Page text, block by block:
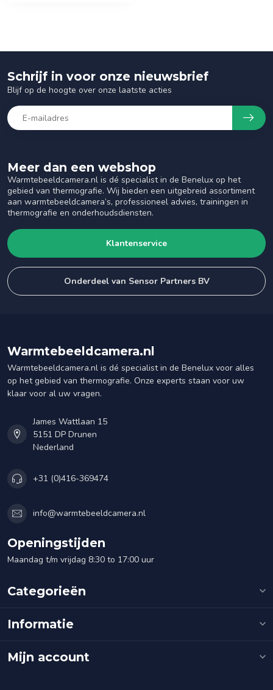
Meer dan een webshop
Warmtebeeldcamera.nl is dé specialist in de Benelux op het
gebied van thermografie. Wij bieden een uitgebreid assortiment
aan warmtebeeldcamera’s, professioneel advies, trainingen in
thermografie en onderhoudsdiensten.
Klantenservice
Onderdeel van Sensor Partners BV
Schrijf in voor onze nieuwsbrief
Blijf op de hoogte over onze laatste acties
Warmtebeeldcamera.nl
Warmtebeeldcamera.nl is dé specialist in de Benelux voor alles
op het gebied van thermografie. Onze experts staan voor uw
klaar voor al uw vragen.
James Wattlaan 15
5151 DP Drunen
Nederland
+31 (0)416-369474
info@warmtebeeldcamera.nl
Openingstijden
Maandag t/m vrijdag 8:30 to 17:00 uur
Categorieën
Informatie
Mijn account